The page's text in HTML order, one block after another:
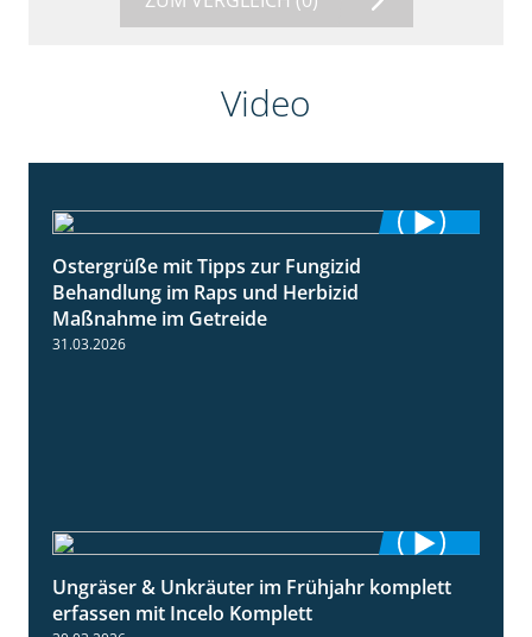
Video
Ostergrüße mit Tipps zur Fungizid
Behandlung im Raps und Herbizid
Maßnahme im Getreide
31.03.2026
3:10
Ungräser & Unkräuter im Frühjahr komplett
erfassen mit Incelo Komplett